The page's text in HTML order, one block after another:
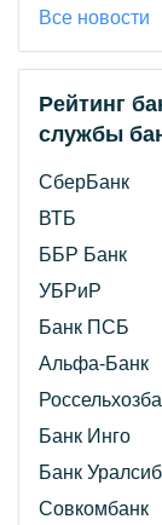
Все новости
Рейтинг
службы
СберБанк
ВТБ
ББР Банк
УБРиР
Банк ПСБ
Альфа-Банк
Банк Инго
Банк Уралсиб
Совкомбанк